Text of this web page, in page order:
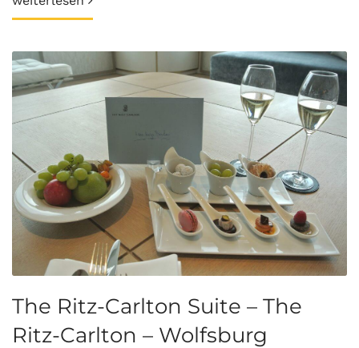
The Ritz-Carlton Suite – The
Ritz-Carlton – Wolfsburg